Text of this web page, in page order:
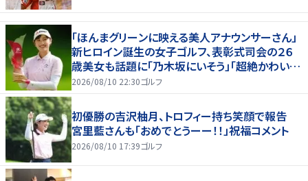
「ほんまグリーンに映える美人アナウンサーさん」
新ヒロイン誕生の女子ゴルフ、表彰式司会の２６
歳美女も話題に「乃木坂にいそう」「超絶かわい
い」「スーツもお似合いです」
2026/08/10 22:30ゴルフ
初優勝の吉沢柚月、トロフィー持ち笑顔で報告
宮里藍さんも「おめでとうーー！！」祝福コメント
2026/08/10 17:39ゴルフ